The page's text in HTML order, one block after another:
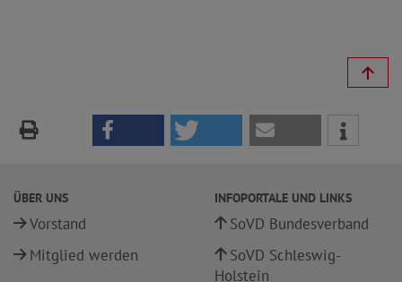
ÜBER UNS
Vorstand
Mitglied werden
INFOPORTALE UND LINKS
SoVD Bundesverband
SoVD Schleswig-
Holstein